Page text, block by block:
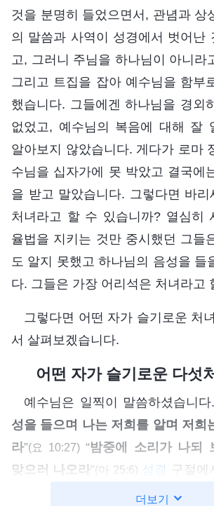
것을 분명히 들었으면서, 관념과 상
의 말씀과 사역이 성경에서 벗어난
고, 그러니 주님을 하나님이 아니라
그리고 트집을 잡아 예수님을 함부
했습니다. 그들에겐 하나님을 경외
없었고, 예수님의 복음에 대해 잘
알아보지 않았습니다. 게다가 로마
수님을 십자가에 못 박았고 결국에
을 받고 말았습니다. 그렇다면 바리
처녀라고 할 수 있습니까? 열심히
율법을 지키는 것만 중시했던 그들
도 알지 못했고 하나님의 음성을 들
다. 그들은 가장 어리석은 처녀라고
그렇다면 어떤 자가 슬기로운 처
서 살펴보겠습니다.
어떤 자가 슬기로운 다섯
예수님은 일찍이 말씀하셨습니다
성을 들으며 나는 저희를 알며 저희
라”(요 10:27)“밤중에 소리가 나되
맞으러 나오라”(마 25:6) 성경 구절에
기로운 처녀가 신랑을 맞이할 수 있
더보기